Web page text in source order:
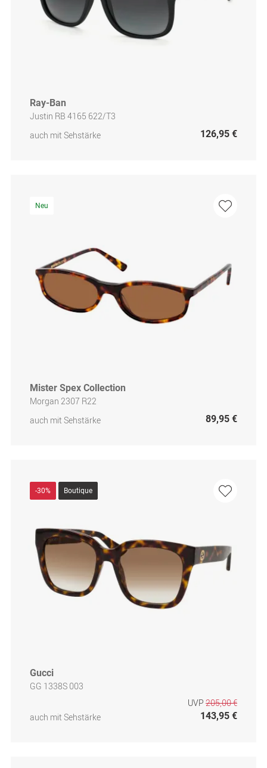
Ray-Ban
Justin RB 4165 622/T3
auch mit Sehstärke
126,95 €
Neu
Mister Spex Collection
Morgan 2307 R22
auch mit Sehstärke
89,95 €
-30% Boutique
Gucci
GG 1338S 003
auch mit Sehstärke
UVP 205,00 €
143,95 €